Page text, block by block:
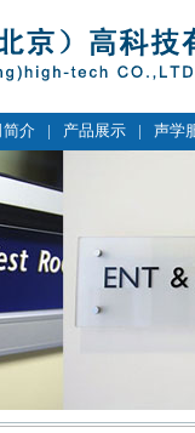
简介 | 产品展示 | 声学